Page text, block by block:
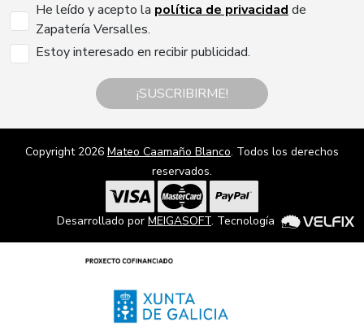
He leído y acepto la política de privacidad de
Zapatería Versalles.
Estoy interesado en recibir publicidad.
¡SUSCRIBIRME!
Copyright 2026 Mateo Caamaño Blanco. Todos los derechos
reservados.
Desarrollado por MEIGASOFT. Tecnología